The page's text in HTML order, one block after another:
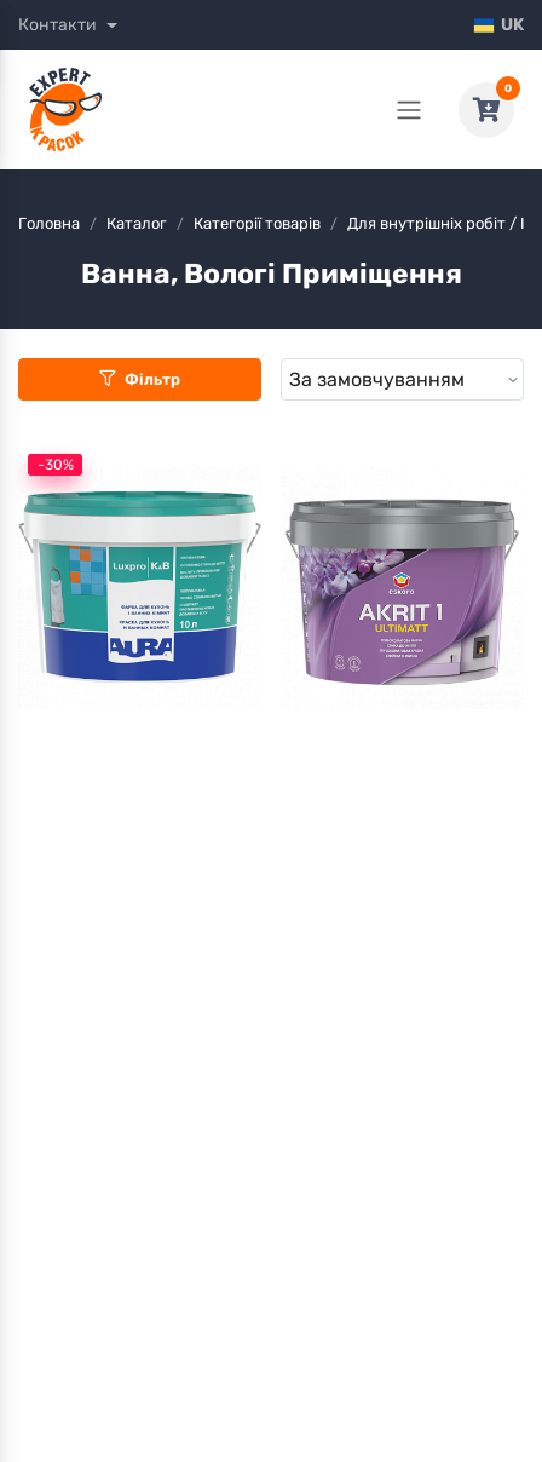
Контакти UK
0
Головна Каталог Категорії товарів Для внутрішніх робіт /
Ванна, Вологі Приміщення
Фільтр
-30%